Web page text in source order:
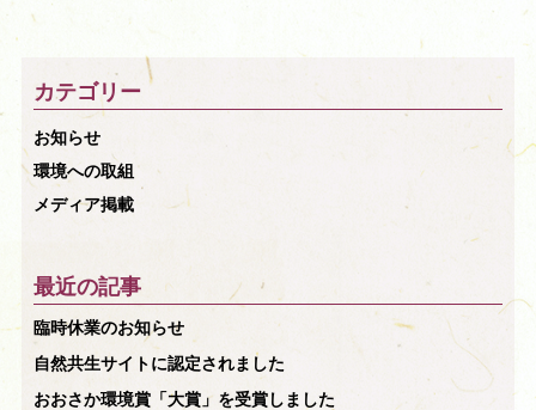
カテゴリー
お知らせ
環境への取組
メディア掲載
最近の記事
臨時休業のお知らせ
自然共生サイトに認定されました
おおさか環境賞「大賞」を受賞しました